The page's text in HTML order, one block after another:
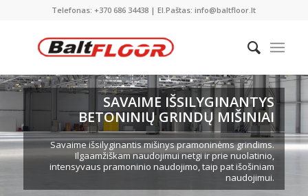
Telefonas: +370 686 34438 | El.Paštas: info@baltfloor.lt
SAVAIME IŠSILYGINANTYS
BETONINIŲ GRINDŲ MIŠINIAI
Savaime išsilyginantis mišinys pramoninėms grindims.
Ilgaamžiškam naudojimui netgi ir prie nuolatinio,
intensyvaus pramoninio naudojimo, taip pat išošiniam
naudojimui.